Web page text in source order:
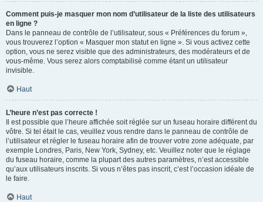
Comment puis-je masquer mon nom d’utilisateur de la liste des utilisateurs
en ligne ?
Dans le panneau de contrôle de l’utilisateur, sous « Préférences du forum »,
vous trouverez l’option « Masquer mon statut en ligne ». Si vous activez cette
option, vous ne serez visible que des administrateurs, des modérateurs et de
vous-même. Vous serez alors comptabilisé comme étant un utilisateur
invisible.
Haut
L’heure n’est pas correcte !
Il est possible que l’heure affichée soit réglée sur un fuseau horaire différent du
vôtre. Si tel était le cas, veuillez vous rendre dans le panneau de contrôle de
l’utilisateur et régler le fuseau horaire afin de trouver votre zone adéquate, par
exemple Londres, Paris, New York, Sydney, etc. Veuillez noter que le réglage
du fuseau horaire, comme la plupart des autres paramètres, n’est accessible
qu’aux utilisateurs inscrits. Si vous n’êtes pas inscrit, c’est l’occasion idéale de
le faire.
Haut